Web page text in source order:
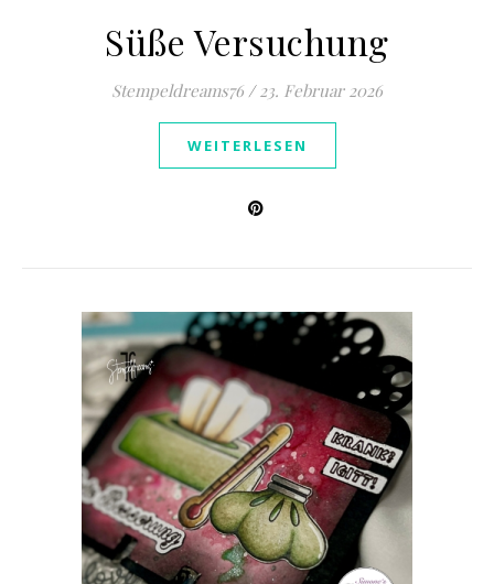
Süße Versuchung
Stempeldreams76 / 23. Februar 2026
WEITERLESEN